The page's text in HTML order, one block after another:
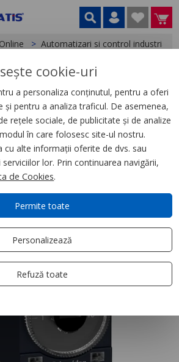
Automatizari si control industrial
< Relee
cu Temporizare
0.1 S, 100 H, 24
cookie-uri
a personaliza conținutul, pentru a oferi
și pentru a analiza traficul. De asemenea,
rețele sociale, de publicitate și de analize
în care folosesc site-ul nostru.
cu alte informații oferite de dvs. sau
lor. Prin continuarea navigării,
de Cookies.
Permite toate
Personalizează
Refuză toate